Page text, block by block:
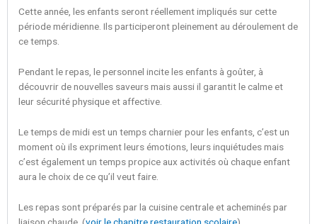
Cette année, les enfants seront réellement impliqués sur cette
période méridienne. Ils participeront pleinement au déroulement de
ce temps.
Pendant le repas, le personnel incite les enfants à goûter, à
découvrir de nouvelles saveurs mais aussi il garantit le calme et
leur sécurité physique et affective.
Le temps de midi est un temps charnier pour les enfants, c’est un
moment où ils expriment leurs émotions, leurs inquiétudes mais
c’est également un temps propice aux activités où chaque enfant
aura le choix de ce qu’il veut faire.
Les repas sont préparés par la cuisine centrale et acheminés par
liaison chaude. (voir le chapitre restauration scolaire)